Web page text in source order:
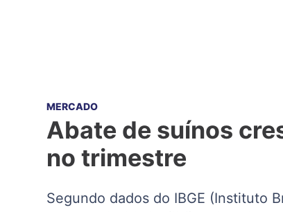
MERCADO
Abate de suínos
no trimestre
Segundo dados do IBGE (Instituto